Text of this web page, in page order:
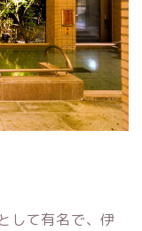
して有名で、伊